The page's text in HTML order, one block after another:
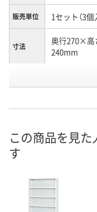
販売単位 1セット（3個
寸法
奥行270×高
240mm
号
数量
この商品を見
す